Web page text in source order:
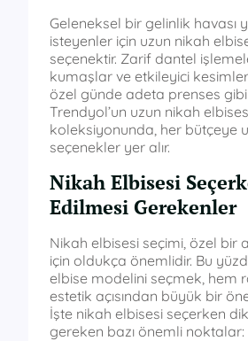
Geleneksel bir gelinlik havası
isteyenler için uzun nikah
seçenektir. Zarif dantel
kumaşlar ve etkileyici
özel günde adeta prenses gibi
Trendyol’un uzun nikah
koleksiyonunda, her bütçeye
seçenekler yer alır.
Nikah Elbisesi
Edilmesi Gerekenler
Nikah elbisesi seçimi, özel bir
için oldukça önemlidir. Bu
elbise modelini seçmek, hem
estetik açısından büyük bir
İşte nikah elbisesi seçerken
gereken bazı önemli noktalar: